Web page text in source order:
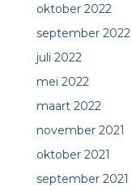
oktober 2022
september 2022
juli 2022
mei 2022
maart 2022
november 2021
oktober 2021
september 2021